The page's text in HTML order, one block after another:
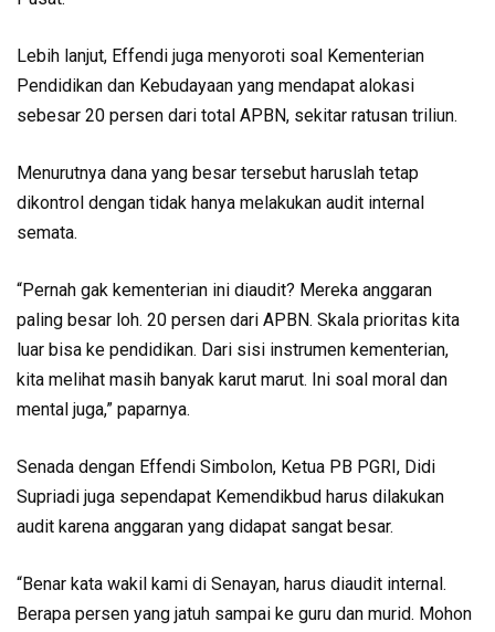
Lebih lanjut, Effendi juga menyoroti soal Kementerian
Pendidikan dan Kebudayaan yang mendapat alokasi
sebesar 20 persen dari total APBN, sekitar ratusan triliun.
Menurutnya dana yang besar tersebut haruslah tetap
dikontrol dengan tidak hanya melakukan audit internal
semata.
“Pernah gak kementerian ini diaudit? Mereka anggaran
paling besar loh. 20 persen dari APBN. Skala prioritas kita
luar bisa ke pendidikan.‎ Dari sisi instrumen kementerian,
kita melihat masih banyak karut marut. Ini soal moral dan
mental juga,” paparnya.
Senada dengan Effendi Simbolon, Ketua PB PGRI, Didi
Supriadi ‎juga sependapat Kemendikbud harus dilakukan
audit karena anggaran yang didapat sangat besar.
“‎Benar kata wakil kami di Senayan, harus diaudit internal.
Berapa persen yang jatuh sampai ke guru dan murid. Mohon